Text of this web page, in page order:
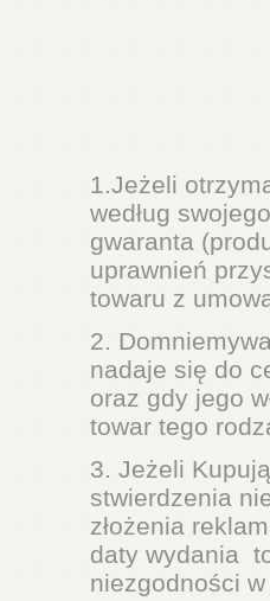
1.Jeżeli
według
gwaranta
uprawnień
towaru z
2.
nadaje się do
oraz gdy jego
towar tego
3. Jeżeli
stwierdzenia
złożenia
daty wydania
niezgodności